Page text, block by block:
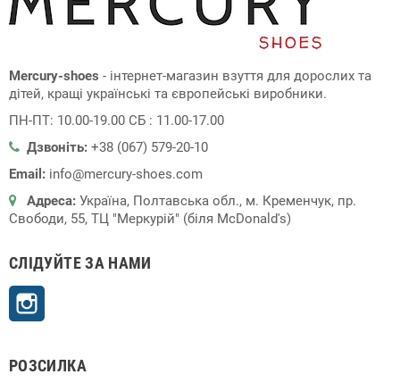
Mercury-shoes - інтернет-магазин взуття для дорослих та
дітей, кращі українські та європейські виробники.
ПН-ПТ: 10.00-19.00 СБ : 11.00-17.00
Дзвоніть: +38 (067) 579-20-10
Email: info@mercury-shoes.com
Адреса: Україна, Полтавська обл., м. Кременчук, пр.
Свободи, 55, ТЦ "Меркурій" (біля McDonald's)
СЛІДУЙТЕ ЗА НАМИ
РОЗСИЛКА